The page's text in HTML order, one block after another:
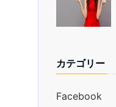
カテゴリー
Facebook